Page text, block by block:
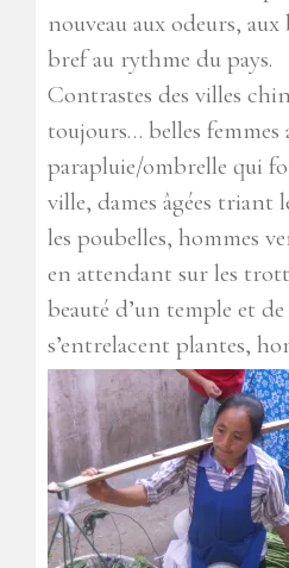
nouveau aux odeurs,
bref au rythme du pays.
Contrastes des villes
toujours… belles femmes
parapluie/ombrelle qui
ville, dames âgées triant
les poubelles, hommes
en attendant sur les
beauté d’un temple et
s’entrelacent plantes,